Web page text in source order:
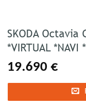
SKODA Octavia
*VIRTUAL *NAVI
19.690 €